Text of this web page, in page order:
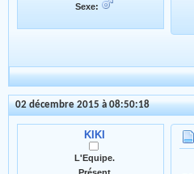
Sexe:
02 décembre 2015 à 08:50:18
KIKI
L'Equipe.